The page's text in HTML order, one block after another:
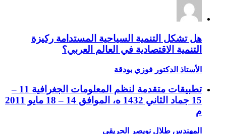
هل تشكل التنمية السياحية المستدامة ركيزة
التنمية الاقتصادية في العالم العربي؟
الأستاذ الدكتور فوزي بودقة
تطبيقات متقدمة لنظم المعلومات الجغرافية 11 –
15 جماد الثاني 1432 ه، الموافق 14 – 18 مايو 2011
م
المهندس طلال نويصر الحريقي